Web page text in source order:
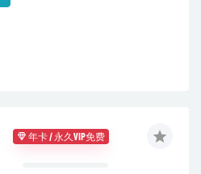
年卡 / 永久VIP免费